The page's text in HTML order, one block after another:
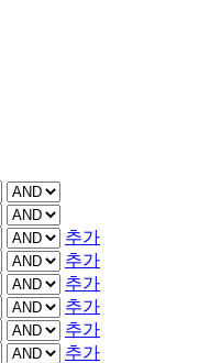
추가
추가
추가
추가
추가
추가